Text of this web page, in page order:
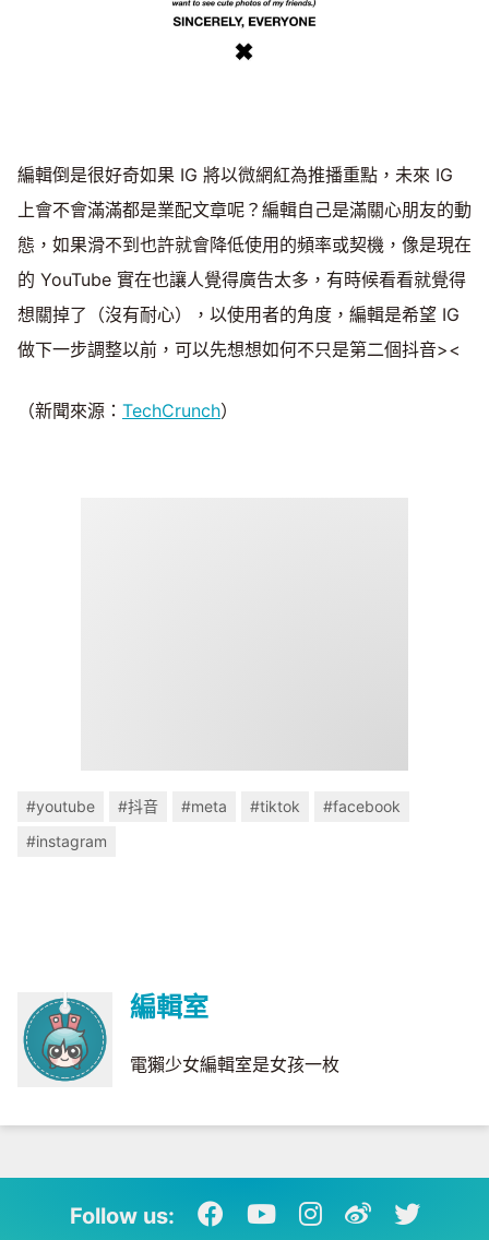
編輯倒是很好奇如果 IG 將以微網紅為推播重點，未來 IG
上會不會滿滿都是業配文章呢？編輯自己是滿關心朋友的動
態，如果滑不到也許就會降低使用的頻率或契機，像是現在
的 YouTube 實在也讓人覺得廣告太多，有時候看看就覺得
想關掉了（沒有耐心），以使用者的角度，編輯是希望 IG
做下一步調整以前，可以先想想如何不只是第二個抖音><
（新聞來源： TechCrunch）
#youtube #抖音 #meta #tiktok
#facebook
#instagram
編輯室
電獺少女編輯室是女孩一枚
Follow us: